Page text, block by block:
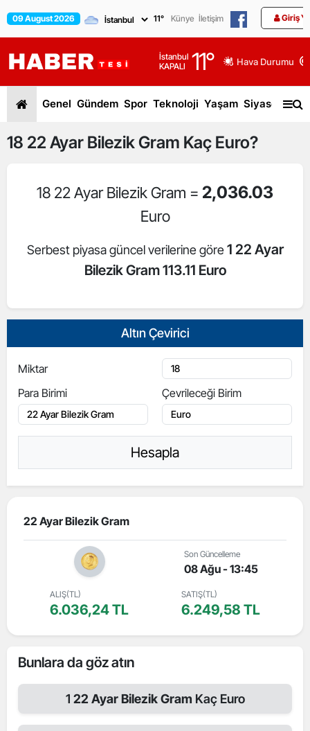
09 August 2026 11° Künye İletişim Giriş
İstanbul
KAPALI
11° Hava Durumu
Genel Gündem Spor Teknoloji Yaşam Siyaset
18 22 Ayar Bilezik Gram Kaç Euro?
18 22 Ayar Bilezik Gram = 2,036.03
Euro
Serbest piyasa güncel verilerine göre 1 22 Ayar
Bilezik Gram 113.11 Euro
Altın Çevirici
Miktar
Para Birimi
Çevrileceği Birim
Hesapla
22 Ayar Bilezik Gram
Son Güncelleme
08 Ağu - 13:45
ALIŞ(TL)
6.036,24 TL
SATIŞ(TL)
6.249,58 TL
Bunlara da göz atın
1 22 Ayar Bilezik Gram Kaç Euro